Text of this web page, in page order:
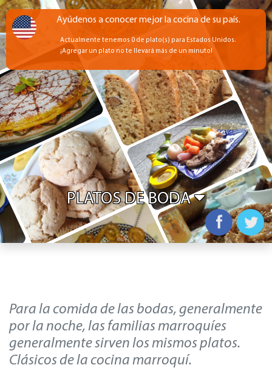
PLATOS DE BODA
Para la comida de las bodas, generalmente
por la noche, las familias marroquíes
generalmente sirven los mismos platos.
Clásicos de la cocina marroquí.
Ayúdenos a conocer mejor la cocina de su país.
Actualmente tenemos 0 de plato(s) para Estados Unidos.
¡Agregar un plato no te llevará más de un minuto!